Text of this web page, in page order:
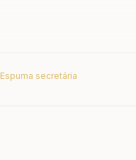
Espuma secretária